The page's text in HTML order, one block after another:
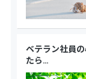
ベテラン社員
たら…